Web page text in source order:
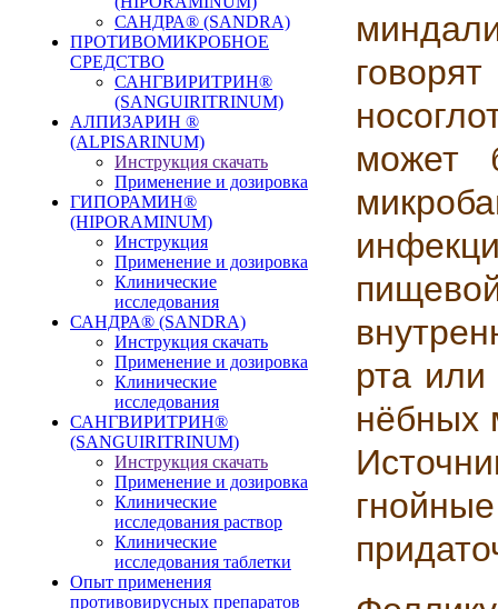
САНДРА® (SANDRA)
ПРОТИВОМИКРОБНОЕ
СРЕДСТВО
САНГВИРИТРИН®
(SANGUIRITRINUM)
АЛПИЗАРИН ®
(ALPISARINUM)
Инструкция скачать
Применение и дозировка
ГИПОРАМИН®
(HIPORAMINUM)
Инструкция
Применение и дозировка
Клинические
исследования
САНДРА® (SANDRA)
Инструкция скачать
Применение и дозировка
Клинические
исследования
САНГВИРИТРИН®
(SANGUIRITRINUM)
Инструкция скачать
Применение и дозировка
Клинические
исследования раствор
Клинические
исследования таблетки
Опыт применения
противовирусных препаратов
может
рта или
нёбных